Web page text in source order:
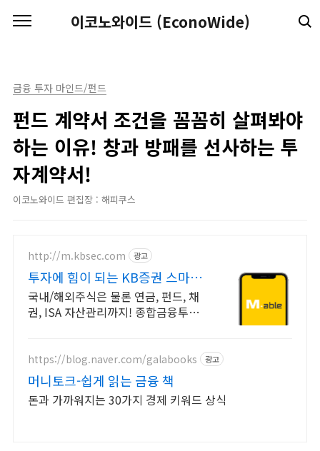
이코노와이드 (EconoWide)
금융 투자 마인드/펀드
펀드 계약서 조건을 꼼꼼히 살펴봐야
하는 이유! 창과 방패를 선사하는 투
자계약서!
이코노와이드 편집장 : 해피쿠스
http://m.kbsec.com 광고
투자에 힘이 되는 KB증권 스마트
한 투자의 시작
국내/해외주식은 물론 연금, 펀드, 채
권, ISA 자산관리까지! 종합금융투자
https://blog.naver.com/galabooks 광고
머니토크-쉽게 읽는 금융 책
돈과 가까워지는 30가지 경제 키워드 상식